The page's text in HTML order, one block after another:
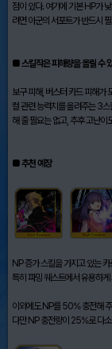
점이 있다. 여기에 기본 HP가
려면 아군의 서포트가 반드시
■ 스킬작은 피해량을 올릴 수
보구 피해, 버스터 카드 피해가
컬 관련 능력치를 올려주는 3
해 줄 필요는 없고, 추후 고난이
■ 추천 예장
NP 증가 스킬을 가지고 있는
특히 파밍 퀘스트에서 유용하게
이외에도 NP를 50% 충전해
다만 NP 충전량이 25%로 다